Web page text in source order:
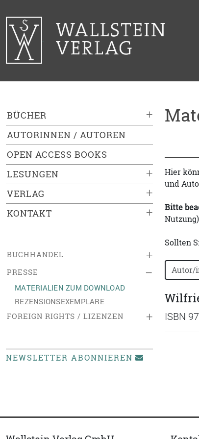
+
BÜCHER
AUTORINNEN / AUTOREN
OPEN ACCESS BOOKS
+
LESUNGEN
+
VERLAG
+
KONTAKT
+
BUCHHANDEL
–
PRESSE
MATERIALIEN ZUM DOWNLOAD
REZENSIONSEXEMPLARE
+
FOREIGN RIGHTS / LIZENZEN
NEWSLETTER ABONNIEREN
Hier
und
Bitte
Sollten
Bücher
ISBN